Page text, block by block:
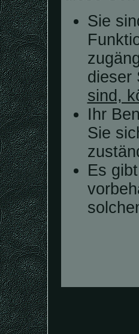
Sie
dieser
sind,
Ihr
Sie
Es